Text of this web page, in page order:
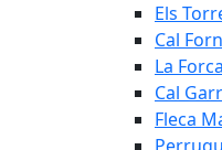
Els
Cal
La Forca
Cal
Fleca